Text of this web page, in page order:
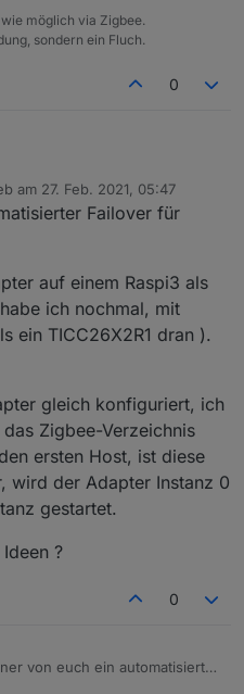
möglich via Zigbee.
sondern ein Fluch.
0
konverter einbinmden für DIY
aus dem Converter
diese bei uns definiert
Ausschluss Tab nutzt
beginnen
vielen Fragen kommt
Link Quality von 10 in der
die Geräte gemeldet haben
auf das was das Gerät
auf 10 meldet sich das Gerät
dauern..also Geduld
.. diese müssen sich erst
diese selten Melden vor
am Gerät. erst dann sieht man
am 27. Feb. 2021, 05:47
editiert von
Failover für
auf einem Raspi3 als
ich nochmal, mit
ein TICC26X2R1 dran ).
gleich konfiguriert, ich
Zigbee-Verzeichnis
ersten Host, ist diese
wird der Adapter Instanz 0
gestartet.
?
0
von euch ein automatisierter